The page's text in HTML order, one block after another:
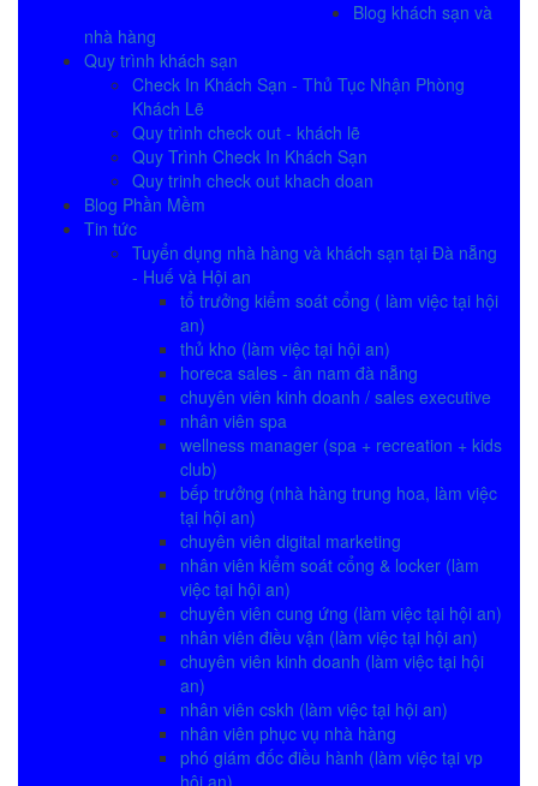
Blog khách sạn và
nhà hàng
Quy trình khách sạn
Check In Khách Sạn - Thủ Tục Nhận Phòng
Khách Lẽ
Quy trình check out - khách lẽ
Quy Trình Check In Khách Sạn
Quy trinh check out khach doan
Blog Phần Mềm
Tin tức
Tuyển dụng nhà hàng và khách sạn tại Đà nẵng
- Huế và Hội an
tổ trưởng kiểm soát cổng ( làm việc tại hội
an)
thủ kho (làm việc tại hội an)
horeca sales - ân nam đà nẵng
chuyên viên kinh doanh / sales executive
nhân viên spa
wellness manager (spa + recreation + kids
club)
bếp trưởng (nhà hàng trung hoa, làm việc
tại hội an)
chuyên viên digital marketing
nhân viên kiểm soát cổng & locker (làm
việc tại hội an)
chuyên viên cung ứng (làm việc tại hội an)
nhân viên điều vận (làm việc tại hội an)
chuyên viên kinh doanh (làm việc tại hội
an)
nhân viên cskh (làm việc tại hội an)
nhân viên phục vụ nhà hàng
phó giám đốc điều hành (làm việc tại vp
hội an)